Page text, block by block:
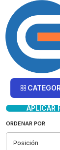
Inicio Productos
Filtrar
1-12 de 12
APLICAR
ORDENAR POR